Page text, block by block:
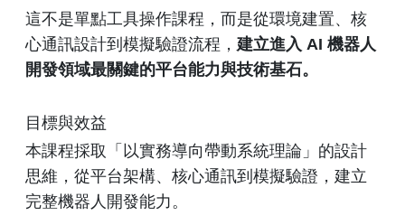
這不是單點工具操作課程，而是從環境建置、核
心通訊設計到模擬驗證流程， 建立進入 AI 機器人
開發領域最關鍵的平台能力與技術基石。
目標與效益
本課程採取「以實務導向帶動系統理論」的設計
思維，從平台架構、核心通訊到模擬驗證，建立
完整機器人開發能力。